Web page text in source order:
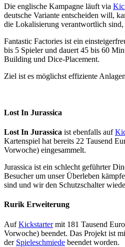
Die englische Kampagne läuft via
deutsche Variante entscheiden will,
die Lokalisierung verantwortlich sind,
Fantastic Factories ist ein
bis 5 Spieler und dauert 45 bis 60
Building und Dice-Placement.
Ziel ist es möglichst effiziente
Lost In Jurassica
Lost In Jurassica ist ebenfalls auf
Kartenspiel hat bereits 22 Tausend
Vorwoche) eingesammelt.
Jurassica ist ein schlecht geführter
Besucher um unser Überleben
sind und wir den Schutzschalter
Rurik Erweiterung
AufKickstartermit 181 Tausend
Vorwoche) beendet. Das Projekt ist
der Spieleschmiede beendet worden.